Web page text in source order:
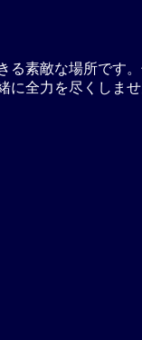
る素敵な場所です
に全力を尽くしま